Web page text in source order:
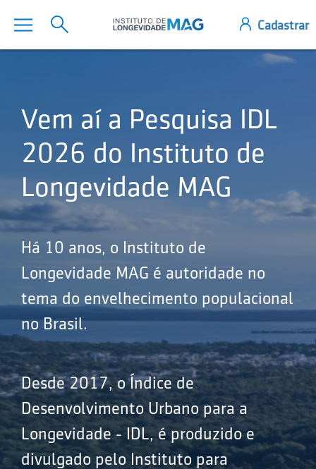
Vem aí a Pesquisa IDL
2026 do Instituto de
Longevidade MAG
Há 10 anos, o Instituto de
Longevidade MAG é autoridade no
tema do envelhecimento populacional
no Brasil.
Desde 2017, o Índice de
Desenvolvimento Urbano para a
Longevidade - IDL, é produzido e
divulgado pelo Instituto para